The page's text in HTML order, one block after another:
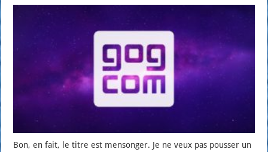
Bon, en fait, le titre est men­son­ger. Je ne veux pas pous­ser un